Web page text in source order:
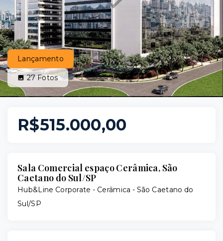
Lançamento
27Fotos
R$515.000,00
Sala Comercial espaço Cerâmica, São
Caetano do Sul/SP
Hub&Line Corporate - Cerâmica - São Caetano do
Sul/SP